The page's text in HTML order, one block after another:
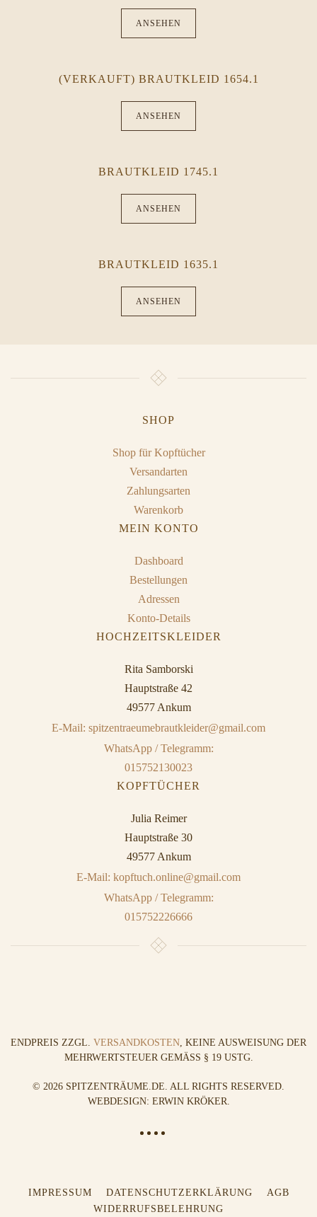
ANSEHEN
(VERKAUFT) BRAUTKLEID 1654.1
ANSEHEN
BRAUTKLEID 1745.1
ANSEHEN
BRAUTKLEID 1635.1
ANSEHEN
SHOP
Shop für Kopftücher
Versandarten
Zahlungsarten
Warenkorb
MEIN KONTO
Dashboard
Bestellungen
Adressen
Konto-Details
HOCHZEITSKLEIDER
Rita Samborski
Hauptstraße 42
49577 Ankum
E-Mail: spitzentraeumebrautkleider@gmail.com
WhatsApp / Telegramm:
015752130023
KOPFTÜCHER
Julia Reimer
Hauptstraße 30
49577 Ankum
E-Mail: kopftuch.online@gmail.com
WhatsApp / Telegramm:
015752226666
ENDPREIS ZZGL. VERSANDKOSTEN, KEINE AUSWEISUNG DER
MEHRWERTSTEUER GEMÄSS § 19 USTG.
© 2026 SPITZENTRÄUME.DE. ALL RIGHTS RESERVED.
WEBDESIGN: ERWIN KRÖKER.
IMPRESSUM DATENSCHUTZERKLÄRUNG
AGB
WIDERRUFSBELEHRUNG